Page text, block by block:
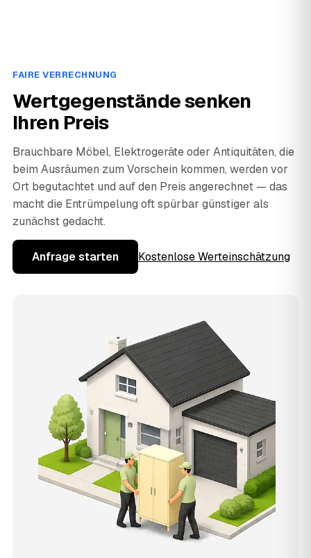
FAIRE VERRECHNUNG
Wertgegenstände senken
Ihren Preis
Brauchbare Möbel, Elektrogeräte oder Antiquitäten, die
beim Ausräumen zum Vorschein kommen, werden vor
Ort begutachtet und auf den Preis angerechnet — das
macht die Entrümpelung oft spürbar günstiger als
zunächst gedacht.
Anfrage starten Kostenlose Werteinschätzung